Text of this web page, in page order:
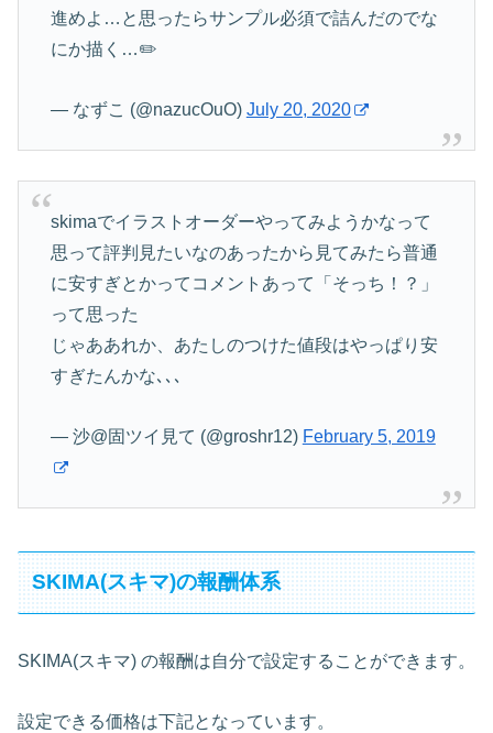
進めよ…と思ったらサンプル必須で詰んだのでな
にか描く…✏️
— なずこ (@nazucOuO) July 20, 2020
skimaでイラストオーダーやってみようかなって
思って評判見たいなのあったから見てみたら普通
に安すぎとかってコメントあって「そっち！？」
って思った
じゃああれか、あたしのつけた値段はやっぱり安
すぎたんかな､､､
— 沙@固ツイ見て (@groshr12) February 5, 2019
SKIMA(スキマ)の報酬体系
SKIMA(スキマ) の報酬は自分で設定することができます。
設定できる価格は下記となっています。